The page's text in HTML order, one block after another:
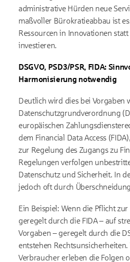
administrative Hürden neue
maßvoller Bürokratieabbau ist
Ressourcen in Innovationen
investieren.
DSGVO, PSD3/PSR, FIDA:
Harmonisierung notwendig
Deutlich wird dies bei Vorgaben
Datenschutzgrundverordnung
europäischen
dem Financial Data Access
zur Regelung des Zugangs zu
Regelungen verfolgen
Datenschutz und Sicherheit. In
jedoch oft durch
Ein Beispiel: Wenn die Pflicht
geregelt durch die FIDA – auf
Vorgaben – geregelt durch die
entstehen
Verbraucher erleben die Folgen